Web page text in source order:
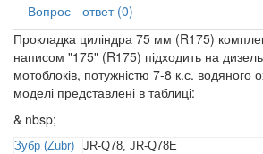
Вопрос - ответ (0)
Прокладка циліндра 75 мм (R175)
написом "175" (R175) підходить на
мотоблоків, потужністю 7-8 к.с. водяного
моделі представлені в таблиці:
& nbsp;
Зубр (Zubr)
JR-Q78, JR-Q78E